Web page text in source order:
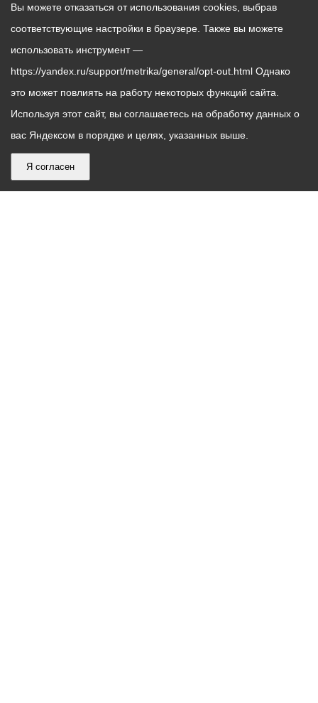
Вы можете отказаться от использования cookies, выбрав
соответствующие настройки в браузере. Также вы можете
использовать инструмент —
https://yandex.ru/support/metrika/general/opt-out.html Однако
это может повлиять на работу некоторых функций сайта.
Используя этот сайт, вы соглашаетесь на обработку данных о
вас Яндексом в порядке и целях, указанных выше.
Я согласен